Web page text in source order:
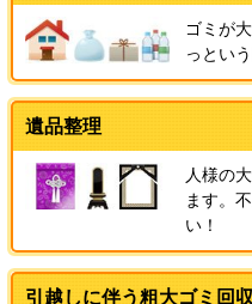
ゴミが
っとい
遺品整理
人様の
ます。
い！
引越しに伴う粗大ゴミ回収